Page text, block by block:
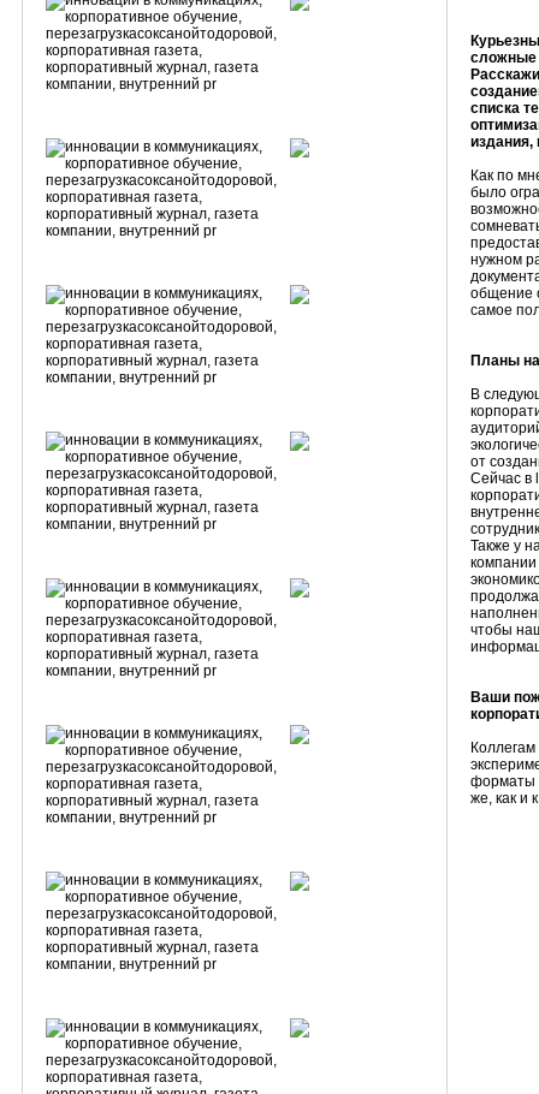
сложные
списка
издания,
Как по
было
нужном
общение
самое
Планы
В
от
Сейчас в
Также у
компании
чтобы
Ваши
форматы
же, как и